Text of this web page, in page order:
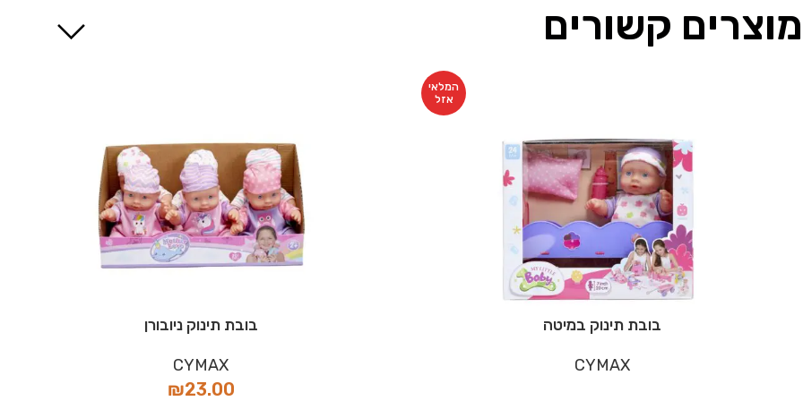
מוצרים קשורים
המלאי
אזל
בובת תינוק במיטה
CYMAX
בובת תינוק ניובורן
CYMAX
₪23.00